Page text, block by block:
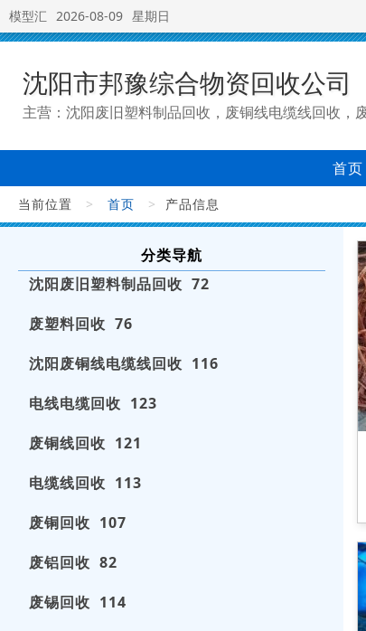
模型汇 2026-08-09 星期日
沈阳市邦豫综合物资回收公司
主营：沈阳废旧塑料制品回收，废铜线电缆线回收，
首页
当前位置 > 首页 > 产品信息
分类导航
沈阳废旧塑料制品回收 72
废塑料回收 76
沈阳废铜线电缆线回收 116
电线电缆回收 123
废铜线回收 121
电缆线回收 113
废铜回收 107
废铝回收 82
废锡回收 114